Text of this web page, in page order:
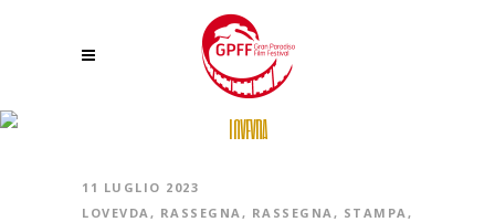
LOVEVDA
11 LUGLIO 2023
LOVEVDA, RASSEGNA, RASSEGNA, STAMPA,